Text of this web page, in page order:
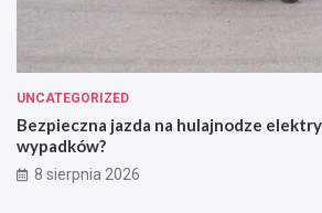
UNCATEGORIZED
Bezpieczna jazda na hulajnodze
wypadków?
8 sierpnia 2026